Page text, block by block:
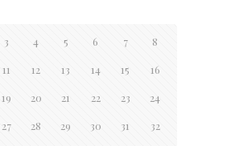
3 4 5 6 7 8
11 12 13 14 15 16
19 20 21 22 23 24
27 28 29 30 31 32